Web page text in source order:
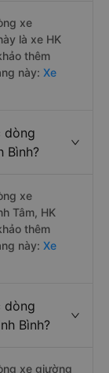
xe
là xe HK
thêm
này: Xe
dòng
Bình?
xe
Tâm, HK
thêm
này: Xe
dòng
Bình?
xe giường